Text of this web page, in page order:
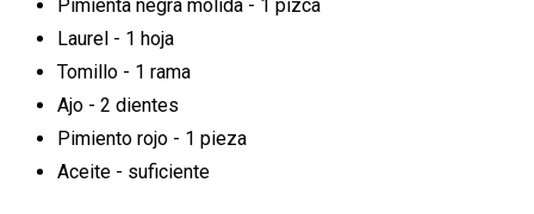
Pimienta negra molida - 1 pizca
Laurel - 1 hoja
Tomillo - 1 rama
Ajo - 2 dientes
Pimiento rojo - 1 pieza
Aceite - suficiente